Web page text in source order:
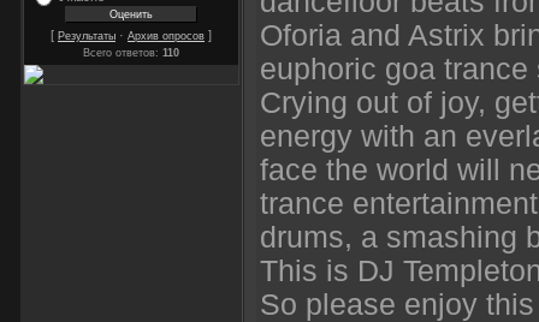
[ Результаты · Архив опросов ]
Всего ответов: 110
Oforia and Astrix
euphoric goa
Crying out of joy,
energy with an
face the world will
trance
drums, a smashing
This is DJ
So please enjoy